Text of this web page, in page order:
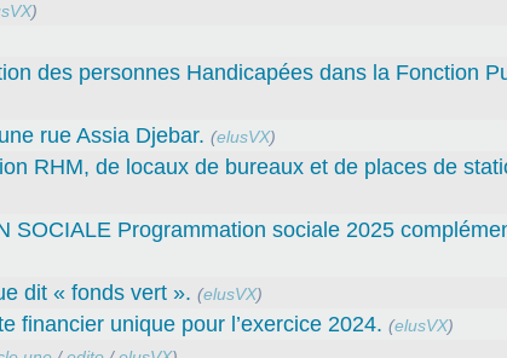
)
des personnes Handicapées dans la Fonction
rue Assia Djebar. (elusVX)
RHM, de locaux de bureaux et de places de
SOCIALE Programmation sociale 2025
dit « fonds vert ». (elusVX)
financier unique pour l’exercice 2024. (elusVX)